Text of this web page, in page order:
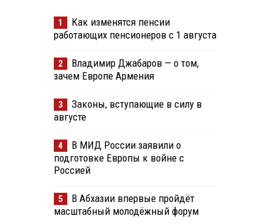
1
Как изменятся пенсии
работающих пенсионеров с 1 августа
2
Владимир Джабаров — о том,
зачем Европе Армения
3
Законы, вступающие в силу в
августе
4
В МИД России заявили о
подготовке Европы к войне с
Россией
5
В Абхазии впервые пройдёт
масштабный молодёжный форум